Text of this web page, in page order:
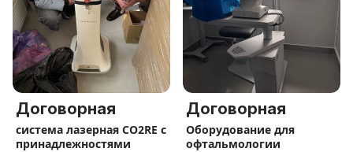
Договорная
система лазерная СО2RE с
принадлежностями
Договорная
Оборудование для
офтальмологии